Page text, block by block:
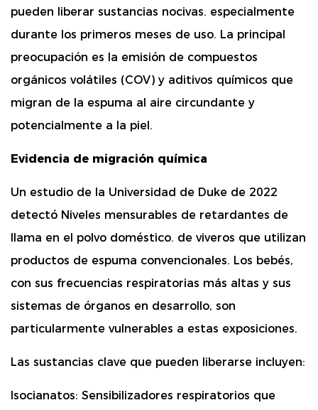
pueden liberar sustancias nocivas. especialmente
durante los primeros meses de uso. La principal
preocupación es la emisión de compuestos
orgánicos volátiles (COV) y aditivos químicos que
migran de la espuma al aire circundante y
potencialmente a la piel.
Evidencia de migración química
Un estudio de la Universidad de Duke de 2022
detectó Niveles mensurables de retardantes de
llama en el polvo doméstico. de viveros que utilizan
productos de espuma convencionales. Los bebés,
con sus frecuencias respiratorias más altas y sus
sistemas de órganos en desarrollo, son
particularmente vulnerables a estas exposiciones.
Las sustancias clave que pueden liberarse incluyen:
Isocianatos: Sensibilizadores respiratorios que